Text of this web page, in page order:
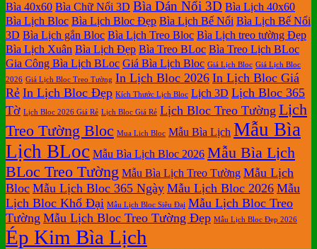
tại
tphcm
nay
tại
tphcm
giá
Lịch
Treo
Tường
giá
Lịch
Bloc
Khổ
Đại
Mẫu
Lịch
Tết
TLV
ở
In
lịch
Bloc
đẹp
luận
ở
Bảng
giá
In
Lịch
Để
Bàn
Bìa 40x60 Bìa Chữ Nổi 3D Bìa Dán Nổi 3D Bìa Lịch 40x60
Bìa Lịch Bloc Bìa Lịch Bloc Đẹp Bìa Lịch Bế Nổi Bìa Lịch Bế Nổi
3D Bìa Lịch gắn Bloc Bìa Lịch Treo Bloc Bìa Lịch treo tường Đẹp
Bìa Lịch Xuân Bìa Lịch Đẹp Bìa Treo BLoc Bìa Treo Lịch BLoc
Gia Công Bìa Lịch BLoc Giá Bìa Lịch Bloc Giá Lịch Bloc Giá Lịch Bloc
2026 Giá Lịch Bloc Treo Tường In Lịch Bloc 2026 In Lịch Bloc Giá
Rẻ In Lịch Bloc Đẹp Kích Thước Lịch Bloc Lịch 3D Lịch Bloc 365
Tờ Lịch Bloc 2026 Giá Rẻ Lịch Bloc Giá Rẻ Lịch Bloc Treo Tường Lịch
Treo Tường Bloc Mua Lich Bloc Mẫu Bìa Lịch Mẫu Bìa
Lịch BLoc Mẫu Bìa Lịch Bloc 2026 Mẫu Bìa Lịch
BLoc Treo Tường Mẫu Bìa Lịch Treo Tường Mẫu Lịch
Bloc Mẫu Lịch Bloc 365 Ngày Mẫu Lịch Bloc 2026 Mẫu
Lịch Bloc Khổ Đại Mẫu Lịch Bloc Siêu Đại Mẫu Lịch Bloc Treo
Tường Mẫu Lịch Bloc Treo Tường Đẹp Mẫu Lịch Bloc Đẹp 2026
Ép Kim Bìa Lịch